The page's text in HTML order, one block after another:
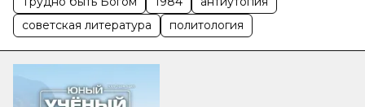
советская литература
политология